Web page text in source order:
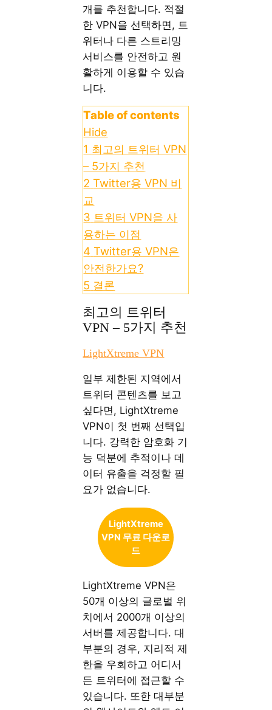
개를 추천합니다. 적절
한 VPN을 선택하면, 트
위터나 다른 스트리밍
서비스를 안전하고 원
활하게 이용할 수 있습
니다.
Table of contents
Hide
1 최고의 트위터 VPN
– 5가지 추천
2 Twitter용 VPN 비
교
3 트위터 VPN을 사
용하는 이점
4 Twitter용 VPN은
안전한가요?
5 결론
최고의 트위터
VPN – 5가지 추천
LightXtreme VPN
일부 제한된 지역에서
트위터 콘텐츠를 보고
싶다면, LightXtreme
VPN이 첫 번째 선택입
니다. 강력한 암호화 기
능 덕분에 추적이나 데
이터 유출을 걱정할 필
요가 없습니다.
LightXtreme
VPN 무료 다운로
드
LightXtreme VPN은
50개 이상의 글로벌 위
치에서 2000개 이상의
서버를 제공합니다. 대
부분의 경우, 지리적 제
한을 우회하고 어디서
든 트위터에 접근할 수
있습니다. 또한 대부분